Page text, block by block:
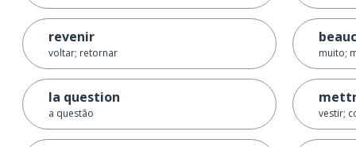
revenir
voltar; retornar
la question
a questão
muito;
vestir;